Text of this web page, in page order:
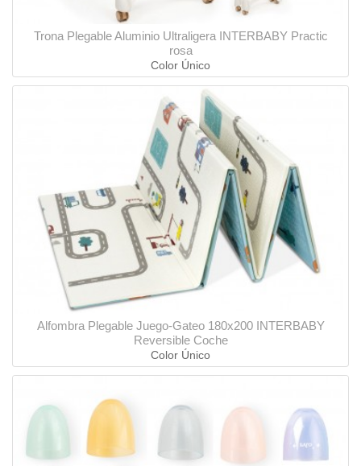
Trona Plegable Aluminio Ultraligera INTERBABY Practic
rosa
Color Único
Alfombra Plegable Juego-Gateo 180x200 INTERBABY
Reversible Coche
Color Único